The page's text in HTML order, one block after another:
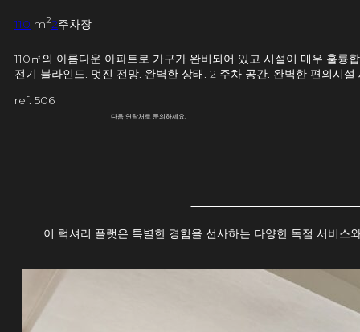
110 m22주차장
110㎡의 아름다운 아파트로 가구가 완비되어 있고 시설이 매우 훌륭
전기 블라인드. 멋진 전망. 완벽한 상태. 2 주차 공간. 완벽한 편의시
ref: 506
다음 연락처로 문의하세요.
이 럭셔리 플랫은 특별한 경험을 선사하는 다양한 독점 서비스